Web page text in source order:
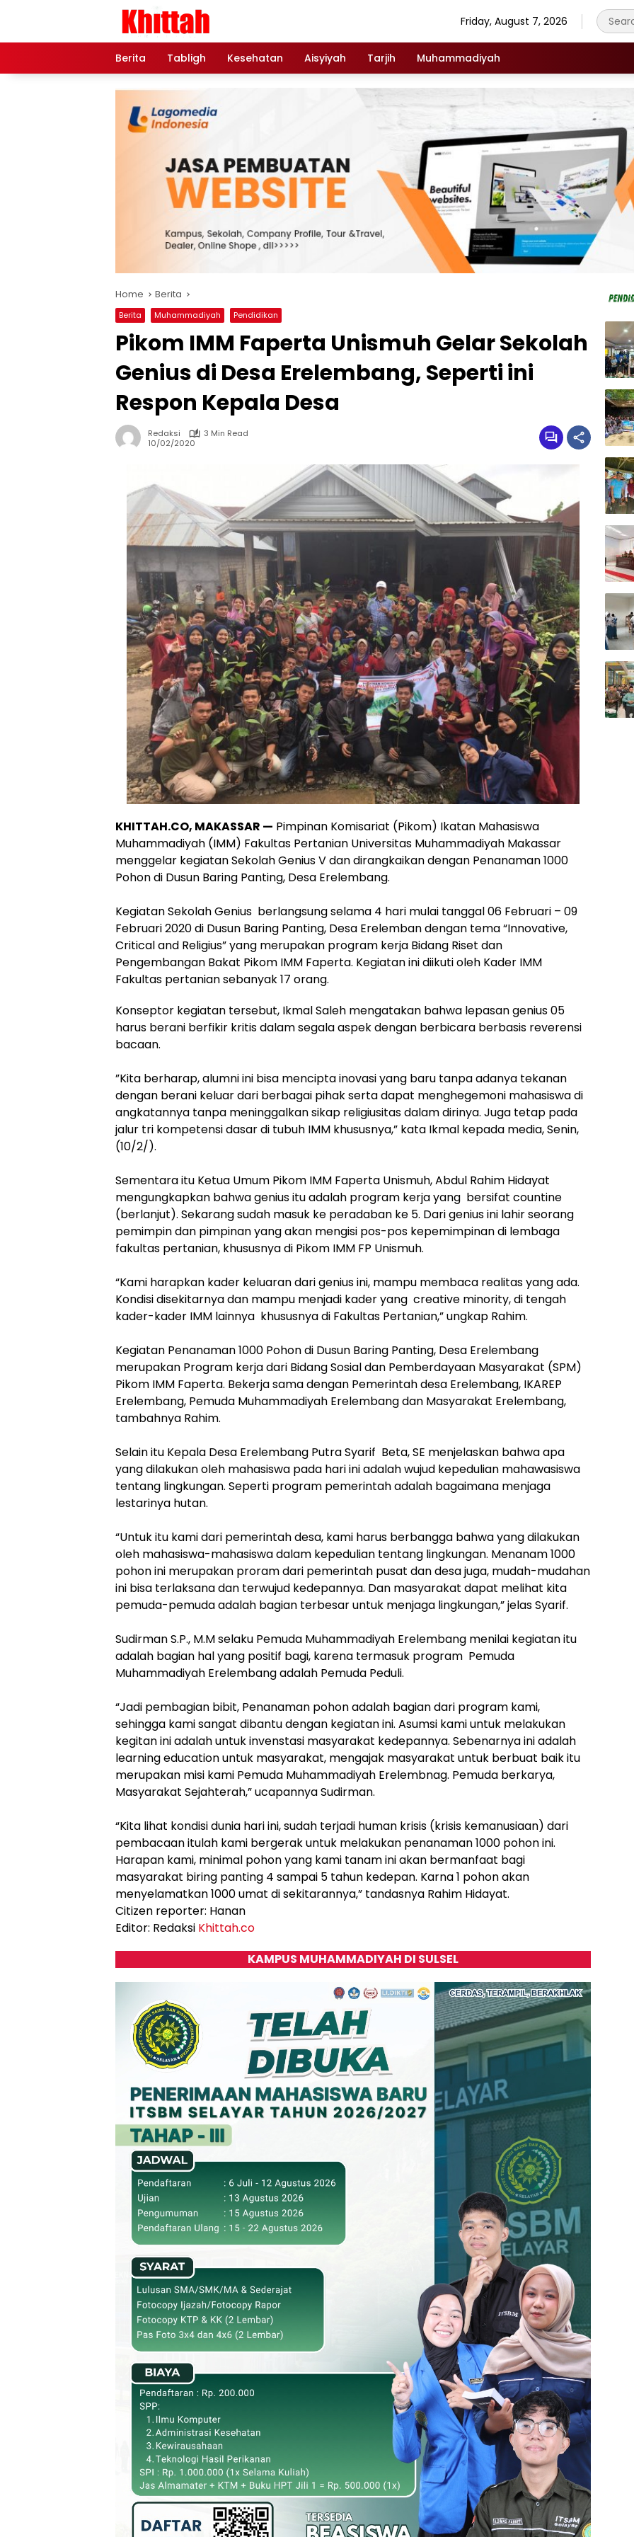
Friday, August 7, 2026
Berita Tabligh Kesehatan Aisyiyah Tarjih Muhammadiyah
Home Berita
Berita Muhammadiyah Pendidikan
Pikom IMM Faperta Unismuh Gelar Sekolah
Genius di Desa Erelembang, Seperti ini
Respon Kepala Desa
Redaksi
3 Min Read
10/02/2020
KHITTAH.CO, ​MAKASSAR — Pimpinan Komisariat (Pikom) Ikatan Mahasiswa
Muhammadiyah (IMM) Fakultas Pertanian Universitas Muhammadiyah Makassar
menggelar kegiatan Sekolah Genius V dan dirangkaikan dengan Penanaman 1000
Pohon di Dusun Baring Panting, Desa Erelembang.
​Kegiatan Sekolah Genius berlangsung selama 4 hari mulai tanggal 06 Februari – 09
Februari 2020 di Dusun Baring Panting, Desa Erelemban dengan tema “Innovative,
Critical and Religius” yang merupakan program kerja Bidang Riset dan
Pengembangan Bakat Pikom IMM Faperta. Kegiatan ini diikuti oleh Kader IMM
Fakultas pertanian sebanyak 17 orang.
​Konseptor kegiatan tersebut, Ikmal Saleh mengatakan​ bahwa lepasan genius 05
harus berani berfikir kritis dalam segala aspek dengan berbicara berbasis reverensi
bacaan.
​”Kita berharap, alumni ini bisa mencipta inovasi yang baru tanpa adanya tekanan
dengan berani keluar dari berbagai pihak serta dapat menghegemoni mahasiswa di
angkatannya tanpa meninggalkan sikap religiusitas dalam dirinya. Juga tetap pada
jalur tri kompetensi dasar di tubuh IMM khususnya,” kata Ikmal kepada media, Senin,
(10/2/).
​Sementara itu Ketua Umum Pikom IMM Faperta Unismuh, Abdul Rahim Hidayat
mengungkapkan bahwa genius itu adalah program kerja yang bersifat countine
(berlanjut). Sekarang sudah masuk ke peradaban ke 5. Dari genius ini lahir seorang
pemimpin dan pimpinan yang akan mengisi pos-pos kepemimpinan di lembaga
fakultas pertanian, khususnya di Pikom IMM FP Unismuh.
“​Kami harapkan kader keluaran dari genius ini, mampu membaca realitas yang ada.
Kondisi disekitarnya dan mampu menjadi kader yang creative minority, di tengah
kader-kader IMM lainnya khususnya di Fakultas Pertanian,” ungkap Rahim.
Kegiatan Penanaman 1000 Pohon di Dusun Baring Panting, Desa Erelembang
merupakan Program kerja dari Bidang Sosial dan Pemberdayaan Masyarakat (SPM)
Pikom IMM Faperta. Bekerja sama dengan Pemerintah desa Erelembang, IKAREP
Erelembang, Pemuda Muhammadiyah Erelembang dan Masyarakat Erelembang,
tambahnya Rahim. ​
​Selain itu Kepala Desa Erelembang Putra Syarif Beta, SE menjelaskan bahwa apa
yang dilakukan oleh mahasiswa pada hari ini adalah wujud kepedulian mahawasiswa
tentang lingkungan. Seperti program pemerintah adalah bagaimana menjaga
lestarinya hutan.
“​Untuk itu kami dari pemerintah desa, kami harus berbangga bahwa yang dilakukan
oleh mahasiswa-mahasiswa dalam kepedulian tentang lingkungan. Menanam 1000
pohon ini merupakan proram dari pemerintah pusat dan desa juga, mudah-mudahan
ini bisa terlaksana dan terwujud kedepannya. Dan masyarakat dapat melihat kita
pemuda-pemuda adalah bagian terbesar untuk menjaga lingkungan,” jelas Syarif.
​Sudirman S.P., M.M selaku Pemuda Muhammadiyah Erelembang menilai kegiatan itu
adalah bagian hal yang positif bagi, karena termasuk program Pemuda
Muhammadiyah Erelembang adalah Pemuda Peduli.
“​Jadi pembagian bibit, Penanaman pohon adalah bagian dari program kami,
sehingga kami sangat dibantu dengan kegiatan ini. Asumsi kami untuk melakukan
kegitan ini adalah untuk invenstasi masyarakat kedepannya. Sebenarnya ini adalah
learning education untuk masyarakat, mengajak masyarakat untuk berbuat baik itu
merupakan misi kami Pemuda Muhammadiyah Erelembnag. Pemuda berkarya,
Masyarakat Sejahterah,” ucapannya Sudirman.
“​Kita lihat kondisi dunia hari ini, sudah terjadi human krisis (krisis kemanusiaan) dari
pembacaan itulah kami bergerak untuk melakukan penanaman 1000 pohon ini.
Harapan kami, minimal pohon yang kami tanam ini akan bermanfaat bagi
masyarakat biring panting 4 sampai 5 tahun kedepan. Karna 1 pohon akan
menyelamatkan 1000 umat di sekitarannya,” tandasnya Rahim Hidayat.
​Citizen reporter: Hanan
​Editor: Redaksi Khittah.co
KAMPUS MUHAMMADIYAH DI SULSEL